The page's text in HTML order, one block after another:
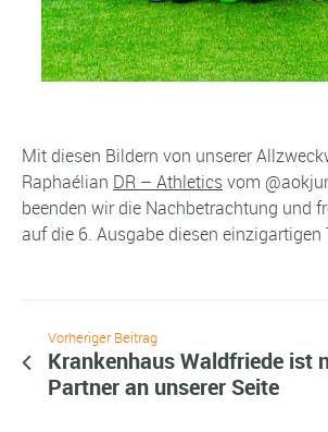
Mit diesen Bildern von unserer
Raphaélian DR – Athleticsvom
beenden wir die Nachbetrachtung und
auf die 6. Ausgabe diesen einzigartigen
Vorheriger Beitrag
Krankenhaus Waldfriede ist
Partner an unserer Seite